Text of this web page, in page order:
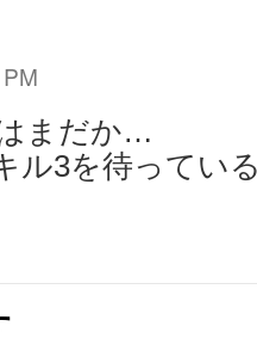
まだか…
ル3を待ってい